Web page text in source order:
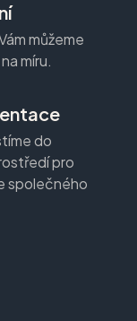
můžeme
míru.
do
pro
společného